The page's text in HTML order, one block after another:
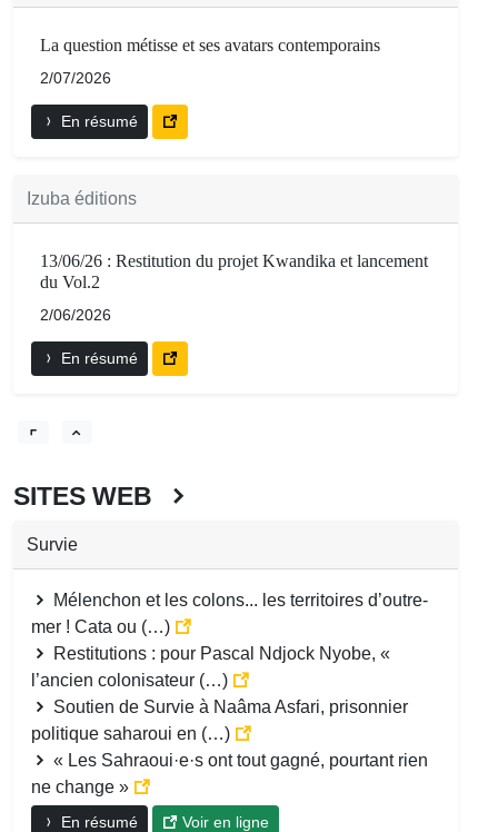
La question métisse et ses avatars contemporains
2/07/2026
En résumé
Izuba éditions
13/06/26 : Restitution du projet Kwandika et lancement
du Vol.2
2/06/2026
En résumé
SITES WEB
Survie
Mélenchon et les colons... les territoires d’outre-
mer ! Cata ou (…)
Restitutions : pour Pascal Ndjock Nyobe, «
l’ancien colonisateur (…)
Soutien de Survie à Naâma Asfari, prisonnier
politique saharoui en (…)
« Les Sahraoui·e·s ont tout gagné, pourtant rien
ne change »
En résumé Voir en ligne